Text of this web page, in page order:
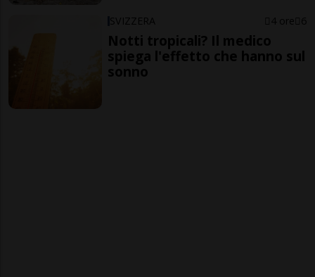
SVIZZERA 4 ore 6
Notti tropicali? Il medico
spiega l'effetto che hanno sul
sonno